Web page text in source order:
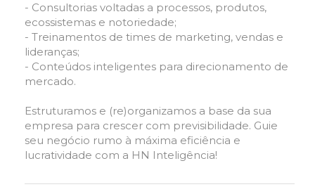
- Consultorias voltadas a processos, produtos,
ecossistemas e notoriedade;
- Treinamentos de times de marketing, vendas e
lideranças;
- Conteúdos inteligentes para direcionamento de
mercado.
Estruturamos e (re)organizamos a base da sua
empresa para crescer com previsibilidade. Guie
seu negócio rumo à máxima eficiência e
lucratividade com a HN Inteligência!